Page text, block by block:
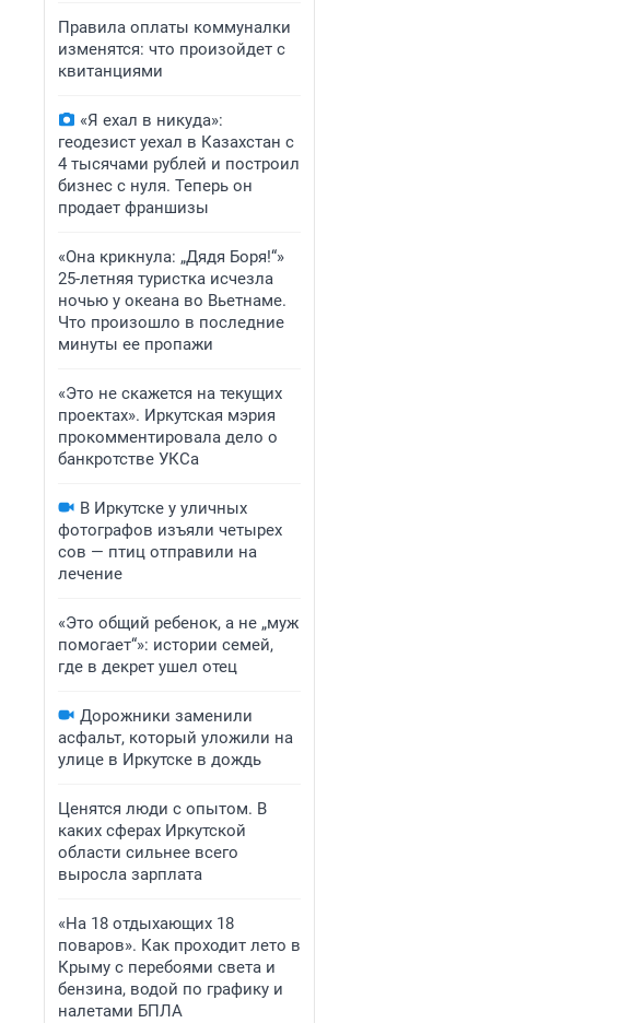
Правила оплаты коммуналки
изменятся: что произойдет с
квитанциями
«Я ехал в никуда»:
геодезист уехал в Казахстан с
4 тысячами рублей и построил
бизнес с нуля. Теперь он
продает франшизы
«Она крикнула: „Дядя Боря!“»
25-летняя туристка исчезла
ночью у океана во Вьетнаме.
Что произошло в последние
минуты ее пропажи
«Это не скажется на текущих
проектах». Иркутская мэрия
прокомментировала дело о
банкротстве УКСа
В Иркутске у уличных
фотографов изъяли четырех
сов — птиц отправили на
лечение
«Это общий ребенок, а не „муж
помогает“»: истории семей,
где в декрет ушел отец
Дорожники заменили
асфальт, который уложили на
улице в Иркутске в дождь
Ценятся люди с опытом. В
каких сферах Иркутской
области сильнее всего
выросла зарплата
«На 18 отдыхающих 18
поваров». Как проходит лето в
Крыму с перебоями света и
бензина, водой по графику и
налетами БПЛА